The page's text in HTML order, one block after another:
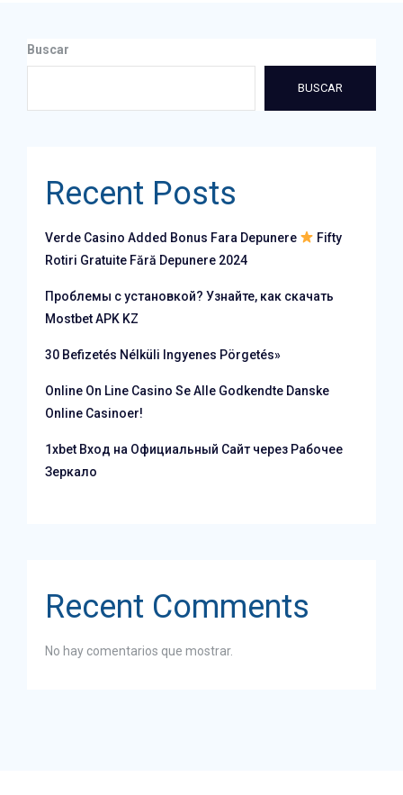
Buscar
BUSCAR
Recent Posts
Verde Casino Added Bonus Fara Depunere
Fifty
Rotiri Gratuite Fără Depunere 2024
Проблемы с установкой? Узнайте, как скачать
Mostbet APK KZ
30 Befizetés Nélküli Ingyenes Pörgetés»
Online On Line Casino Se Alle Godkendte Danske
Online Casinoer!
1xbet Вход на Официальный Сайт через Рабочее
Зеркало
Recent Comments
No hay comentarios que mostrar.